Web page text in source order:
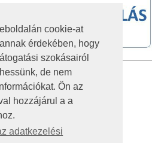
cookie-at
érdekében, hogy
szokásairól
de nem
Ön az
hozzájárul a a
adatkezelési